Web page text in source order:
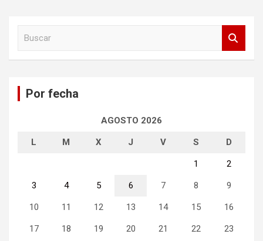
Por fecha
AGOSTO 2026
L M X J V S D
1 2
3 4 5 6 7 8 9
10 11 12 13 14 15 16
17 18 19 20 21 22 23